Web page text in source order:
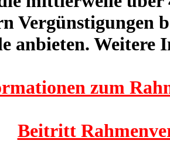
Vergünstigungen
anbieten. Weitere
zum
Beitritt